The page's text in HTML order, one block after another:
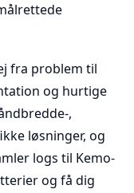
fra problem til
og hurtige
,
løsninger, og
logs til Kemo-
og få dig